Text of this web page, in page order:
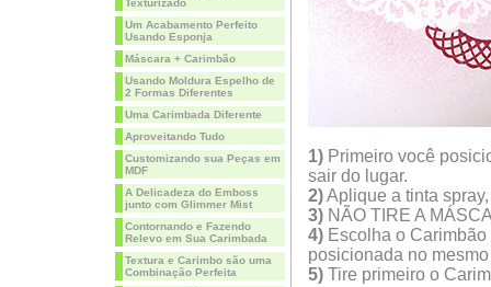
Texturizado
Um Acabamento Perfeito
Usando Esponja
Máscara + Carimbão
Usando Moldura Espelho de
2 Formas Diferentes
Uma Carimbada Diferente
Aproveitando Tudo
Customizando sua Peças em
MDF
A Delicadeza do Emboss
junto com Glimmer Mist
Contornando e Fazendo
Relevo em Sua Carimbada
Textura e Carimbo são uma
Combinação Perfeita
1)Primeiro você
sair do lugar.
2)Aplique a tinta
3)NÃO TIRE A
4)Escolha o Carimbão
posicionada no
5) Tire primeiro o